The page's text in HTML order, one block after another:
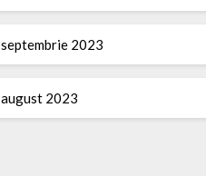
septembrie 2023
august 2023